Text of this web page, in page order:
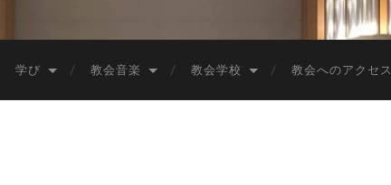
学び 教会音楽 教会学校 教会へのアクセス